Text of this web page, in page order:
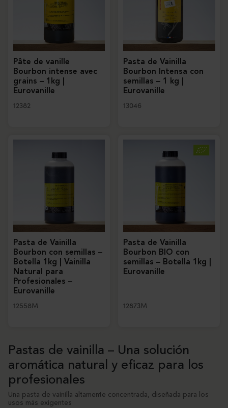
Pâte de vanille
Bourbon intense avec
grains – 1kg |
Eurovanille
12382
Pasta de Vainilla
Bourbon Intensa con
semillas – 1 kg |
Eurovanille
13046
Pasta de Vainilla
Bourbon con semillas –
Botella 1kg | Vainilla
Natural para
Profesionales –
Eurovanille
12558M
Pasta de Vainilla
Bourbon BIO con
semillas – Botella 1kg |
Eurovanille
12873M
Pastas de vainilla – Una solución
aromática natural y eficaz para los
profesionales
Una pasta de vainilla altamente concentrada, diseñada para los
usos más exigentes